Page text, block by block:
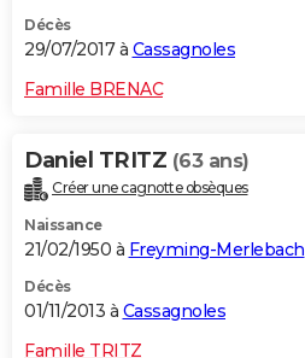
S'inscrire
Se connecter
Lycées
Collèges
Primaires
Universités
Entreprises
Service militaire
Avis de recherche
AVIS DE DÉCÈS
Décès
29/07/2017 à Cassagnoles
Famille BRENAC
Daniel TRITZ (63 ans)
Créer une cagnotte obsèques
Naissance
21/02/1950 à Freyming-Merlebach
Décès
01/11/2013 à Cassagnoles
Famille TRITZ